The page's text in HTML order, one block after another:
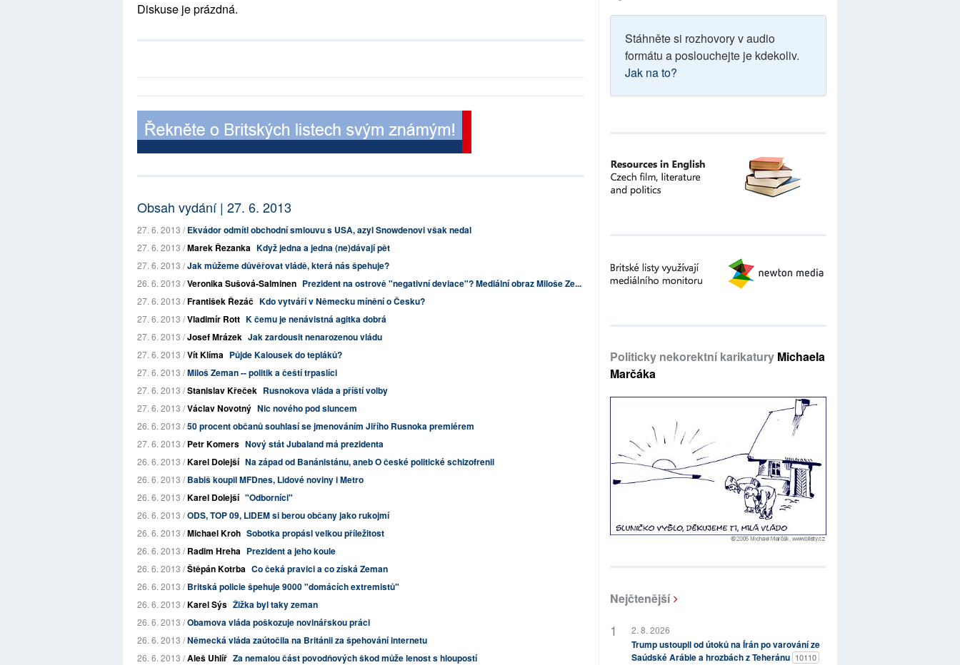
Diskuse je prázdná.
Obsah vydání | 27. 6. 2013
27. 6. 2013 /Ekvádor odmítl obchodní smlouvu s USA, azyl Snowdenovi však nedal
27. 6. 2013 /Marek Řezanka Když jedna a jedna (ne)dávají pět
27. 6. 2013 /Jak můžeme důvěřovat vládě, která nás špehuje?
26. 6. 2013 /Veronika Sušová-Salminen Prezident na ostrově "negativní deviace"? Mediální obraz Miloše Ze...
27. 6. 2013 /František Řezáč Kdo vytváří v Německu mínění o Česku?
27. 6. 2013 /Vladimír Rott K čemu je nenávistná agitka dobrá
27. 6. 2013 /Josef Mrázek Jak zardousit nenarozenou vládu
27. 6. 2013 /Vít Klíma Půjde Kalousek do tepláků?
27. 6. 2013 /Miloš Zeman -- politik a čeští trpaslíci
27. 6. 2013 /Stanislav Křeček Rusnokova vláda a příští volby
27. 6. 2013 /Václav Novotný Nic nového pod sluncem
26. 6. 2013 /50 procent občanů souhlasí se jmenováním Jiřího Rusnoka premiérem
27. 6. 2013 /Petr Komers Nový stát Jubaland má prezidenta
26. 6. 2013 /Karel Dolejší Na západ od Banánistánu, aneb O české politické schizofrenii
26. 6. 2013 /Babiš koupil MFDnes, Lidové noviny i Metro
26. 6. 2013 /Karel Dolejší "Odborníci"
26. 6. 2013 /ODS, TOP 09, LIDEM si berou občany jako rukojmí
26. 6. 2013 /Michael Kroh Sobotka propásl velkou příležitost
26. 6. 2013 /Radim Hreha Prezident a jeho koule
26. 6. 2013 /Štěpán Kotrba Co čeká pravici a co získá Zeman
26. 6. 2013 /Britská policie špehuje 9000 "domácích extremistů"
26. 6. 2013 /Karel Sýs Žižka byl taky zeman
26. 6. 2013 /Obamova vláda poškozuje novinářskou práci
26. 6. 2013 /Německá vláda zaútočila na Británii za špehování internetu
26. 6. 2013 /Aleš Uhlíř Za nemalou část povodňových škod může lenost s hloupostí
Stáhněte si rozhovory v audio
formátu a poslouchejte je kdekoliv.
Jak na to?
Politicky nekorektní karikatury Michaela
Marčáka
Nejčtenější
2. 8. 2026
Trump ustoupil od útoků na Írán po varování ze
Saúdské Arábie a hrozbách z Teheránu 10110